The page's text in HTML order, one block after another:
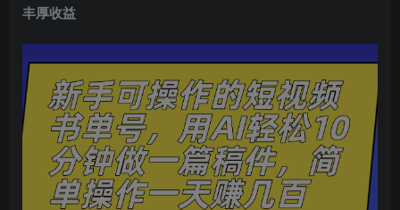
丰厚收益